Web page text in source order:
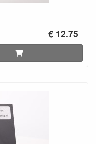
€ 12.75